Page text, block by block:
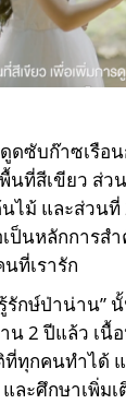
ดซับก๊าซเรือ
นที่สีเขียว ส่
ไม้ และส่วน
ป็นหลักการส
ที่เรารัก
รู้รักษ์ป่าน่าน”
2 ปีแล้ว เนื้
ทุกคนทำได้
ละศึกษาเพิ่ม